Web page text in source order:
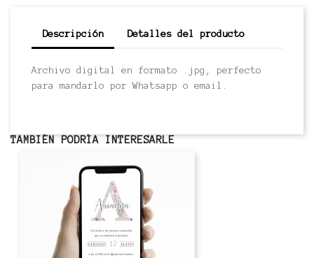
Descripción Detalles del producto
Archivo digital en formato .jpg, perfecto
para mandarlo por Whatsapp o email.
TAMBIÉN PODRÍA INTERESARLE